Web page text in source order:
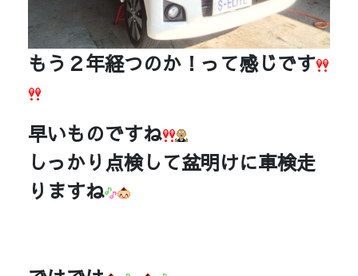
もう２年経つのか！って感じです
早いものですね
しっかり点検して盆明けに車検走
りますね